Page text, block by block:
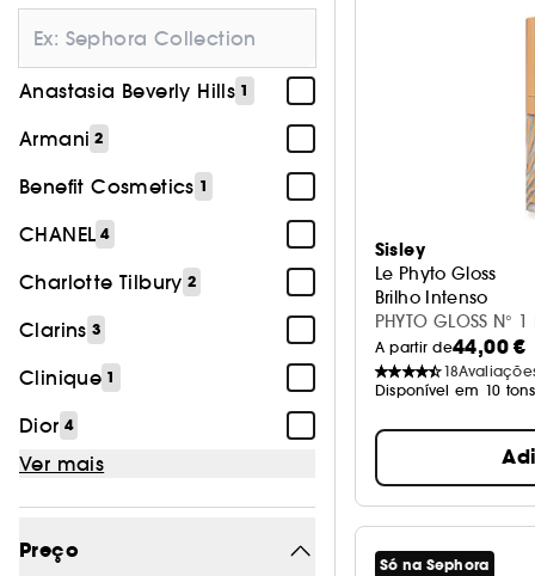
Anastasia Beverly Hills 1
Armani 2
Benefit Cosmetics 1
CHANEL 4
Charlotte Tilbury 2
Clarins 3
Clinique 1
Dior 4
Ver mais
Preço
Sisley
Le Phyto Gloss
Brilho Intenso
PHYTO GLOSS N°
A partir de44,00 €
18
Disponível em 10 tons
Só na Sephora